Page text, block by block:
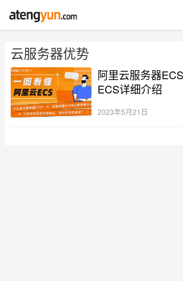
云服务器优势
阿里云服务器
ECS详细介绍
2023年5月21日